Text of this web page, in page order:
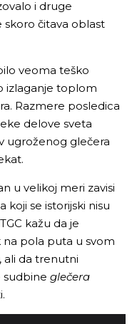
i druge
čitava oblast
veoma teško
izlaganje toplom
Razmere posledica
delove sveta
ugroženog glečera
u velikoj meri zavisi
koji se istorijski nisu
kažu da je
pola puta u svom
ali da trenutni
glečera